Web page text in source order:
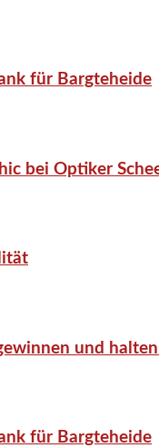
für Bargteheide
bei Optiker
und
für Bargteheide